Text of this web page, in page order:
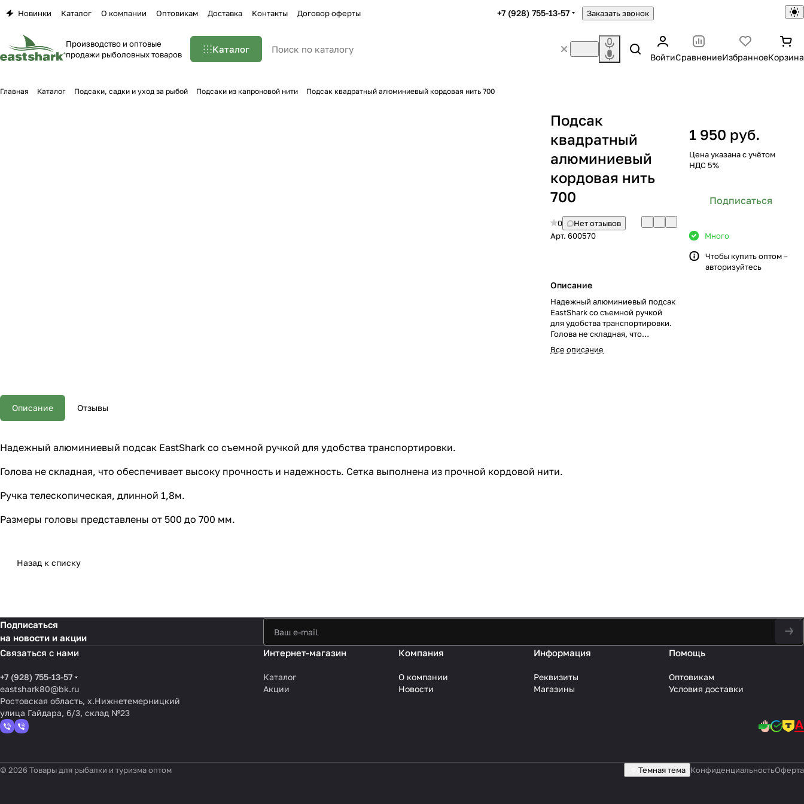
Новинки Каталог О компании Оптовикам Доставка Контакты Договор оферты +7 (928) 755-13-57 Заказать звонок
Производство и оптовые
продажи рыболовных товаров
Каталог
ВойтиСравнениеИзбранноеКорзина
Главная Каталог Подсаки, садки и уход за рыбой Подсаки из капроновой нити Подсак квадратный алюминиевый кордовая нить 700
Подсак
квадратный
алюминиевый
кордовая нить
700
0
Нет отзывов
Арт. 600570
Описание
Надежный алюминиевый подсак
EastShark со съемной ручкой
для удобства транспортировки.
Голова не складная, что
обеспечивает высоку прочность
и надежность. Сетка выполнена
Все описание
1 950 руб.
Цена указана с учётом
НДС 5%
Подписаться
Много
Чтобы купить оптом –
авторизуйтесь
Описание Отзывы
Надежный алюминиевый подсак EastShark со съемной ручкой для удобства транспортировки.
Голова не складная, что обеспечивает высоку прочность и надежность. Сетка выполнена из прочной кордовой нити.
Ручка телескопическая, длинной 1,8м.
Размеры головы представлены от 500 до 700 мм.
Назад к списку
Подписаться
на новости и акции
Связаться с нами
+7 (928) 755-13-57
eastshark80@bk.ru
Ростовская область, х.Нижнетемерницкий
улица Гайдара, 6/3, склад №23
Интернет-магазин
Каталог
Акции
Компания
О компании
Новости
Информация
Реквизиты
Магазины
Помощь
Оптовикам
Условия доставки
© 2026 Товары для рыбалки и туризма оптом Темная тема КонфиденциальностьОферта